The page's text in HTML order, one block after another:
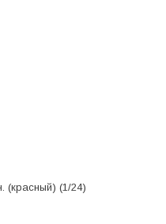
(красный) (1/24)